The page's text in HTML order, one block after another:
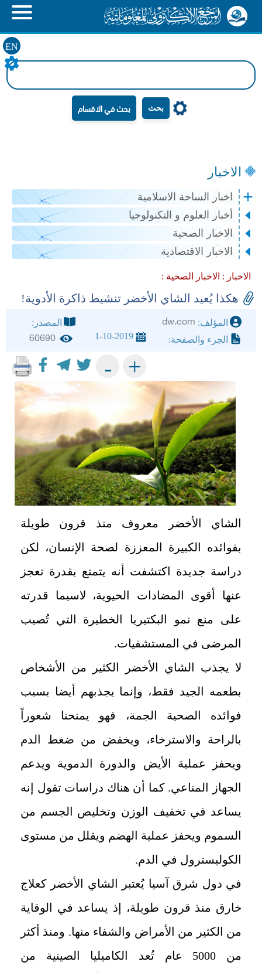
EN
بحث
الاخبار
اخبار الساحة الاسلامية
أخبار العلوم و التكنولوجيا
الاخبار الصحية
الاخبار الاقتصادية
الاخبار : الاخبار الصحية :
هكذا يُعيد الشاي الأخضر تنشيط ذاكرة الأدوية!
المؤلف: dw.com
المصدر:
الجزء والصفحة:
1-10-2019
60690
+
-
الشاي الأخضر معروف منذ قرون طويلة
بفوائده الكبيرة المعززة لصحة الإنسان، لكن
دراسة جديدة اكتشفت أنه يتمتع بقدرة تعجز
عنها أقوى المضادات الحيوية، لاسيما قدرته
على منع نمو البكتيريا الخطيرة التي تُصيب
المرضى في المستشفيات.
لا يجذب الشاي الأخضر الكثير من الأشخاص
بطعمه الجيد فقط، وإنما يجذبهم أيضا بسبب
فوائده الصحية الجمة، فهو يمنحنا شعوراً
بالراحة والاسترخاء، ويخفض من ضغط الدم
ويحفز عملية الأيض والدورة الدموية ويدعم
الجهاز المناعي. كما أن هناك دراسات تقول إنه
يساعد في تخفيف الوزن وتخليص الجسم من
السموم ويحفز عملية الهضم ويقلل من مستوى
الكوليسترول في الدم.
في دول شرق آسيا يُعتبر الشاي الأخضر كعلاج
خارق منذ قرون طويلة، إذ يساعد في الوقاية
من الكثير من الأمراض والشفاء منها. ومنذ أكثر
من 5000 عام تُعد الكاميليا الصينية من